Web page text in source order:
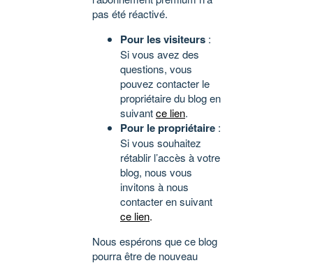
pas été réactivé.
Pour les visiteurs :
Si vous avez des
questions, vous
pouvez contacter le
propriétaire du blog en
suivantce lien.
Pour le propriétaire :
Si vous souhaitez
rétablir l’accès à votre
blog, nous vous
invitons à nous
contacter en suivant
ce lien.
Nous espérons que ce blog
pourra être de nouveau